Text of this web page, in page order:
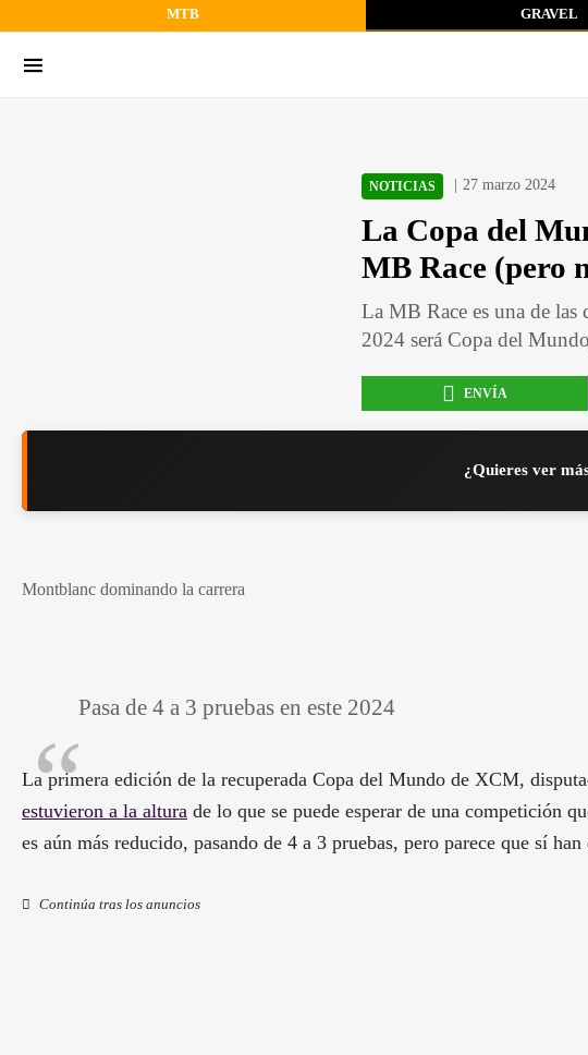
MTB GRAVEL
NOTICIAS 27 marzo 2024
La Copa del
MB Race (pero
La MB Race es una de
2024 será Copa del
ENVÍA
¿Quieres ver
Montblanc dominando la carrera
Pasa de 4 a 3 pruebas en este 2024
La primera edición de la recuperada Copa del Mundo de XCM,
estuvieron a la altura de lo que se puede esperar de una competición
es aún más reducido, pasando de 4 a 3 pruebas, pero parece que sí
Continúa tras los anuncios